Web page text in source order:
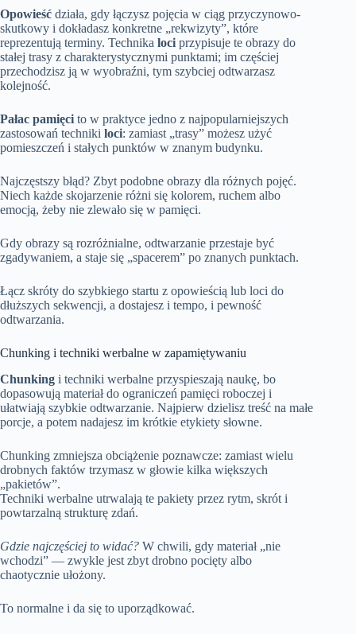
Opowieść działa, gdy łączysz pojęcia w ciąg przyczynowo-
skutkowy i dokładasz konkretne „rekwizyty”, które
reprezentują terminy. Technika loci przypisuje te obrazy do
stałej trasy z charakterystycznymi punktami; im częściej
przechodzisz ją w wyobraźni, tym szybciej odtwarzasz
kolejność.
Pałac pamięci to w praktyce jedno z najpopularniejszych
zastosowań techniki loci: zamiast „trasy” możesz użyć
pomieszczeń i stałych punktów w znanym budynku.
Najczęstszy błąd? Zbyt podobne obrazy dla różnych pojęć.
Niech każde skojarzenie różni się kolorem, ruchem albo
emocją, żeby nie zlewało się w pamięci.
Gdy obrazy są rozróżnialne, odtwarzanie przestaje być
zgadywaniem, a staje się „spacerem” po znanych punktach.
Łącz skróty do szybkiego startu z opowieścią lub loci do
dłuższych sekwencji, a dostajesz i tempo, i pewność
odtwarzania.
Chunking i techniki werbalne w zapamiętywaniu
Chunking i techniki werbalne przyspieszają naukę, bo
dopasowują materiał do ograniczeń pamięci roboczej i
ułatwiają szybkie odtwarzanie. Najpierw dzielisz treść na małe
porcje, a potem nadajesz im krótkie etykiety słowne.
Chunking zmniejsza obciążenie poznawcze: zamiast wielu
drobnych faktów trzymasz w głowie kilka większych
„pakietów”.
Techniki werbalne utrwalają te pakiety przez rytm, skrót i
powtarzalną strukturę zdań.
Gdzie najczęściej to widać? W chwili, gdy materiał „nie
wchodzi” — zwykle jest zbyt drobno pocięty albo
chaotycznie ułożony.
To normalne i da się to uporządkować.